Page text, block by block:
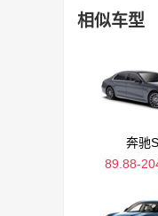
相似车型
奔驰
89.88-